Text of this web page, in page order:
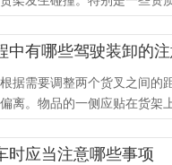
中有哪些驾驶装卸的注
据需要调整两个货叉之间的
离。物品的一侧应贴在货架上
时应当注意哪些事项